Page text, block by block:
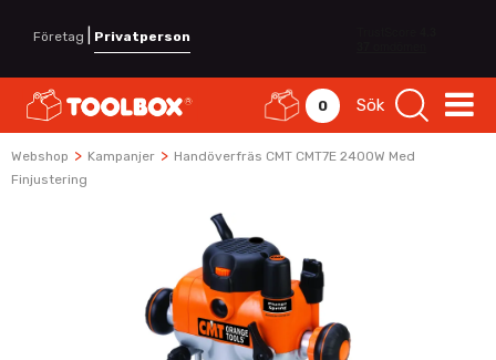
Företag Privatperson
0 Sök
Webshop > Kampanjer > Handöverfräs CMT CMT7E 2400W Med
Finjustering